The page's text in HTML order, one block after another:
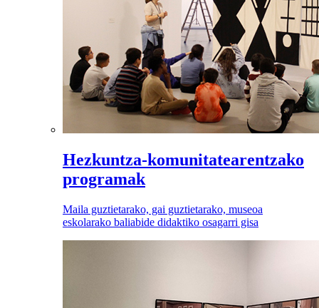
Hezkuntza-komunitatearentzako
programak
Maila guztietarako, gai guztietarako, museoa
eskolarako baliabide didaktiko osagarri gisa